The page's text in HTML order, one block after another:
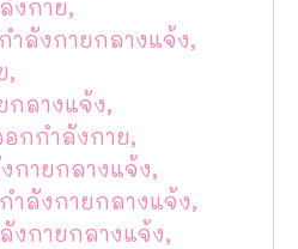
งกาย,
ลังกายกลางแจ้ง,
,
กลางแจ้ง,
กกำลังกาย,
กายกลางแจ้ง,
ำลังกายกลางแจ้ง,
งกายกลางแจ้ง,